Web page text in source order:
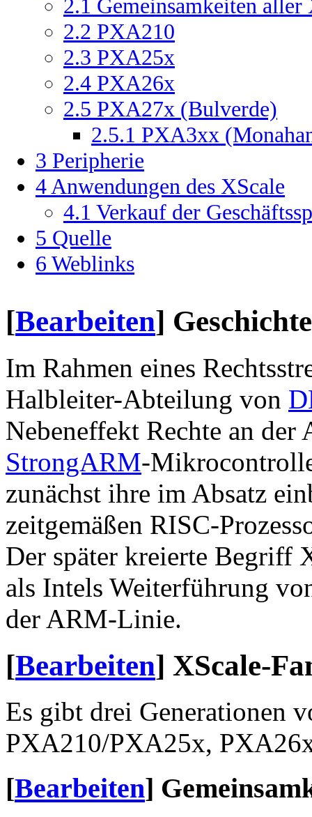
2.1 Gemeinsamkeiten aller
2.2 PXA210
2.3 PXA25x
2.4 PXA26x
2.5 PXA27x (Bulverde)
2.5.1 PXA3xx
3 Peripherie
4 Anwendungen des XScale
4.1 Verkauf der
5 Quelle
6 Weblinks
[Bearbeiten] Geschichte
Im Rahmen eines
Halbleiter-Abteilung von
Nebeneffekt Rechte an
StrongARM-
zunächst ihre im Absatz
zeitgemäßen RISC-
Der später kreierte Begriff
als Intels Weiterführung
der ARM-Linie.
[Bearbeiten] XScale-
Es gibt drei Generationen
PXA210/PXA25x,
[Bearbeiten]